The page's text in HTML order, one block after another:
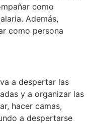
como
Además,
como persona
a despertar las
y a organizar las
hacer camas,
a despertarse